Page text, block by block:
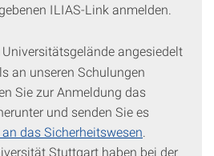
ILIAS-Link anmelden.
angesiedelt
an unseren Schulungen
Sie zur Anmeldung das
und senden Sie es
das Sicherheitswesen
Stuttgart haben bei der